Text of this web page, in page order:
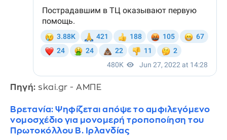
Πηγή: skai.gr - ΑΜΠΕ
Βρετανία: Ψηφίζεται απόψε το αμφιλεγόμενο
νομοσχέδιο για μονομερή τροποποίηση του
Πρωτοκόλλου Β. Ιρλανδίας